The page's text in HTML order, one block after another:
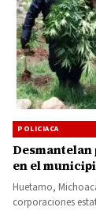
POLICIACA
en el
Huetamo,
corporaciones